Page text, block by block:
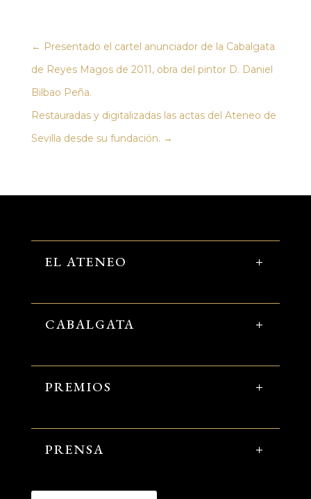
← Presentado el cartel anunciador de la Cabalgata
de Reyes Magos de 2011, obra del pintor D. Daniel
Bilbao Peña.
Restauradas y digitalizadas las actas del Ateneo de
Sevilla desde su fundación. →
EL ATENEO
CABALGATA
PREMIOS
PRENSA